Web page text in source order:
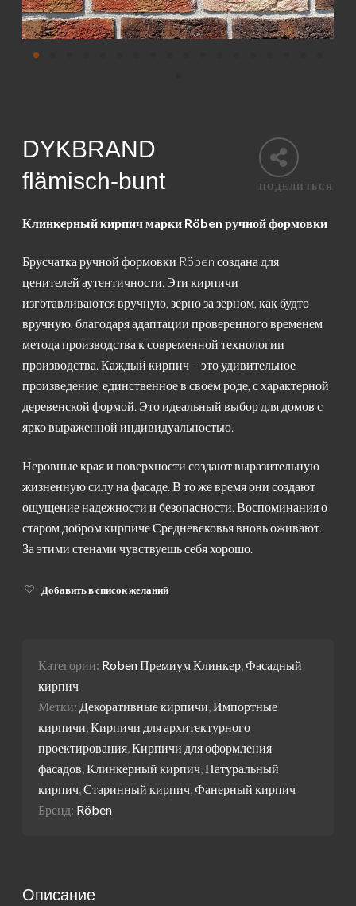
ПОДЕЛИТЬСЯ
DYKBRAND
flämisch-bunt
Клинкерный кирпич марки Röben ручной формовки
Брусчатка ручной формовки Röben создана для
ценителей аутентичности. Эти кирпичи
изготавливаются вручную, зерно за зерном, как будто
вручную, благодаря адаптации проверенного временем
метода производства к современной технологии
производства. Каждый кирпич – это удивительное
произведение, единственное в своем роде, с характерной
деревенской формой. Это идеальный выбор для домов с
ярко выраженной индивидуальностью.
Неровные края и поверхности создают выразительную
жизненную силу на фасаде. В то же время они создают
ощущение надежности и безопасности. Воспоминания о
старом добром кирпиче Средневековья вновь оживают.
За этими стенами чувствуешь себя хорошо.
Добавить в список желаний
Категории: Roben Премиум Клинкер,Фасадный
кирпич
Метки: Декоративные кирпичи,Импортные
кирпичи,Кирпичи для архитектурного
проектирования,Кирпичи для оформления
фасадов,Клинкерный кирпич,Натуральный
кирпич,Старинный кирпич,Фанерный кирпич
Бренд: Röben
Описание